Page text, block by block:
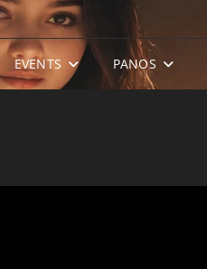
EVENTS PANOS